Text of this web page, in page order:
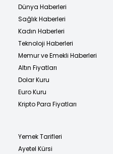
Dünya Haberleri
Sağlık Haberleri
Kadın Haberleri
Teknoloji Haberleri
Memur ve Emekli Haberleri
Altın Fiyatları
Dolar Kuru
Euro Kuru
Kripto Para Fiyatları
Yemek Tarifleri
Ayetel Kürsi